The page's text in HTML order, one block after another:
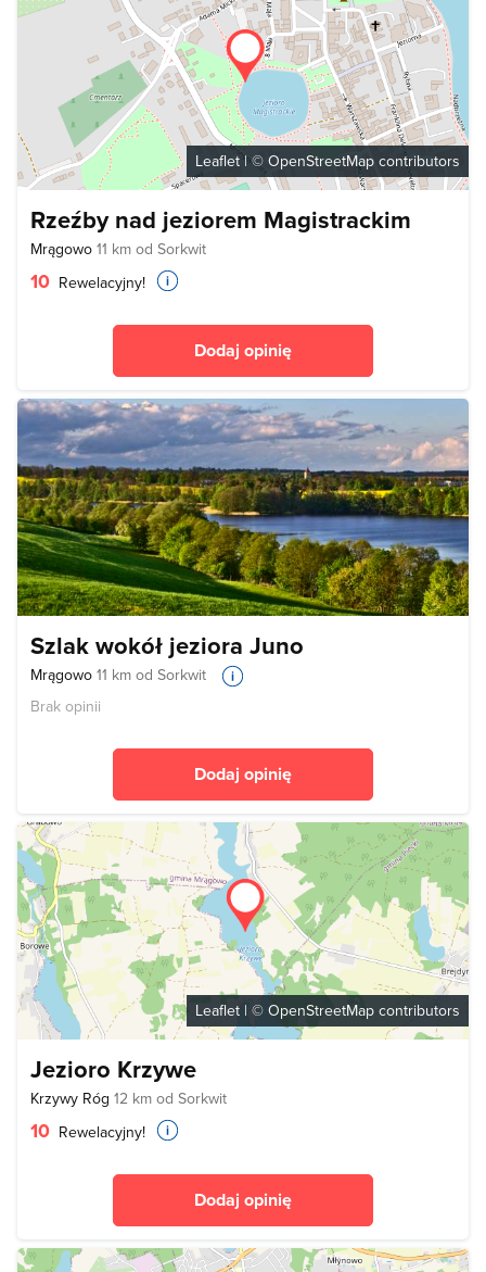
Leaflet | © OpenStreetMap contributors
Rzeźby nad jeziorem Magistrackim
Mrągowo 11 km od Sorkwit
10 Rewelacyjny!
Dodaj opinię
Szlak wokół jeziora Juno
Mrągowo 11 km od Sorkwit
Brak opinii
Dodaj opinię
Leaflet | © OpenStreetMap contributors
Jezioro Krzywe
Krzywy Róg 12 km od Sorkwit
10 Rewelacyjny!
Dodaj opinię